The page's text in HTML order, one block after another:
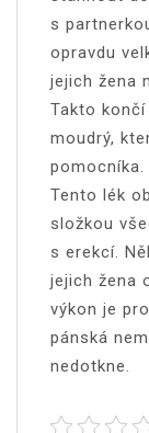
s
opravdu
jejich žena
Takto
moudrý,
Tento lék
složkou
s erekcí.
jejich žena
výkon je
pánská
nedotkne.